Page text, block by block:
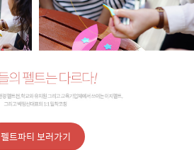
펠트파티 보러가기